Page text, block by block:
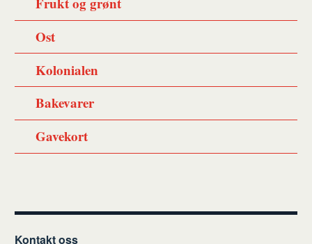
Ost
Kolonialen
Bakevarer
Gavekort
Kontakt oss